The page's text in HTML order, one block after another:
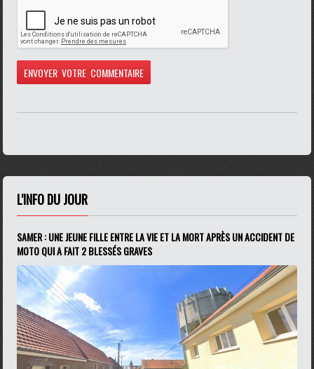
L'INFO DU JOUR
SAMER : UNE JEUNE FILLE ENTRE LA VIE ET LA MORT APRÈS UN ACCIDENT DE
MOTO QUI A FAIT 2 BLESSÉS GRAVES